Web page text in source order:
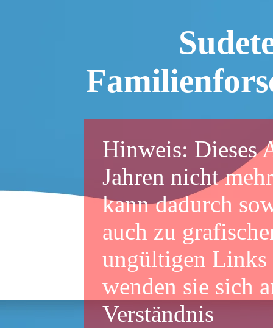
Hinweis: Dieses
Jahren nicht
kann dadurch
auch zu
ungültigen Links
wenden sie sich
Verständnis